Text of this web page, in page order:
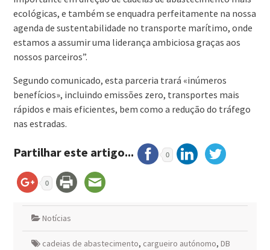
ecológicas, e também se enquadra perfeitamente na nossa
agenda de sustentabilidade no transporte marítimo, onde
estamos a assumir uma liderança ambiciosa graças aos
nossos parceiros”.
Segundo comunicado, esta parceria trará «inúmeros
benefícios», incluindo emissões zero, transportes mais
rápidos e mais eficientes, bem como a redução do tráfego
nas estradas.
Partilhar este artigo... 0
0
Notícias
cadeias de abastecimento, cargueiro autónomo, DB